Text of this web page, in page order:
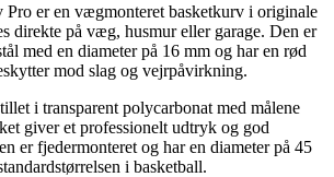
er en vægmonteret basketkurv i originale
direkte på væg, husmur eller garage. Den er
med en diameter på 16 mm og har en rød
mod slag og vejrpåvirkning.
i transparent polycarbonat med målene
giver et professionelt udtryk og god
er fjedermonteret og har en diameter på 45
i basketball.